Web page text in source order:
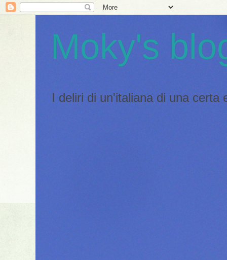
Moky's
I deliri di un'italiana di una certa